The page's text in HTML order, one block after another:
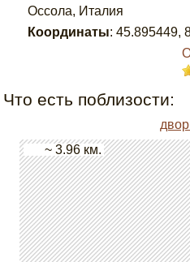
Оссола, Италия
Координаты: 45.895449,
Что есть поблизости:
~ 3.96 км.